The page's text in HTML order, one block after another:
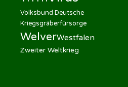
Volksbund Deutsche
Kriegsgräberfürsorge
WelverWestfalen
Zweiter Weltkrieg